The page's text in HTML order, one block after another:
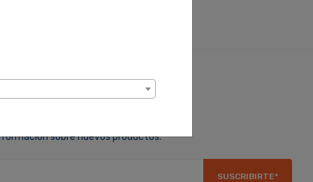
sobre nuevos productos.
SUSCRIBIRTE*